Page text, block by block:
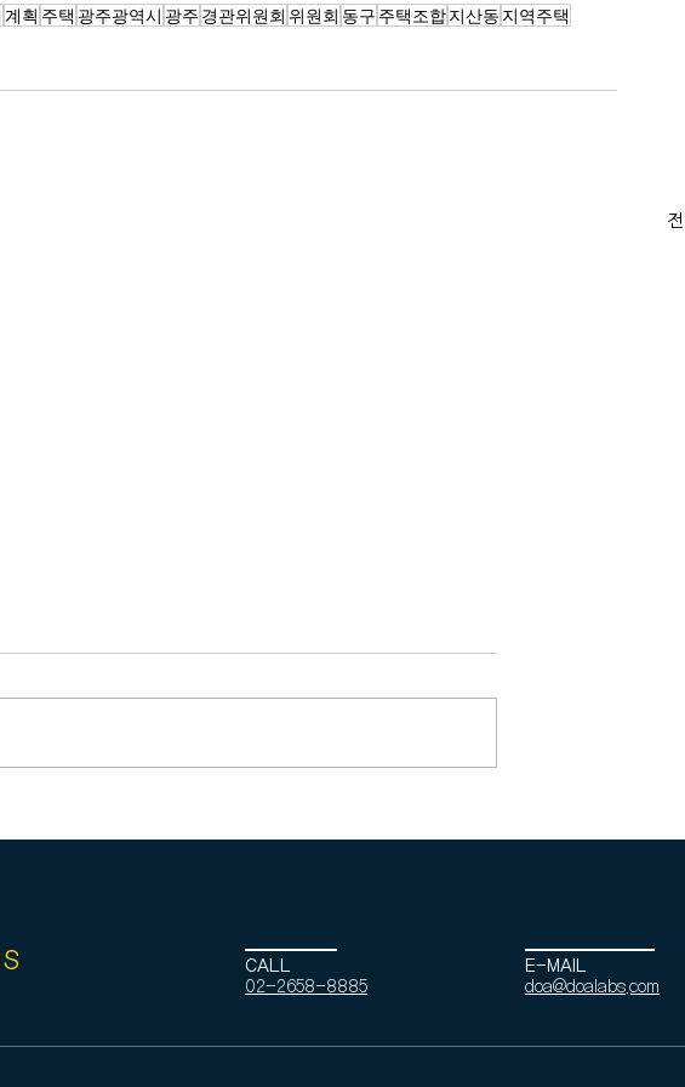
계획 주택 광주광역시 광주 경관위원회 위원회 동구 주택조합지산동 지역주택
CALL
02-2658-8885
E-MAIL
doa@doalabs.com